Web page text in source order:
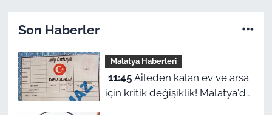
Son Haberler
Malatya Haberleri
11:45Aileden kalan ev ve arsa
için kritik değişiklik! Malatya'da
mirasçılar ne yapacak?